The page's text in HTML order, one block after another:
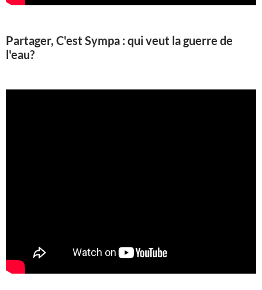
Partager, C'est Sympa : qui veut la guerre de
l'eau?